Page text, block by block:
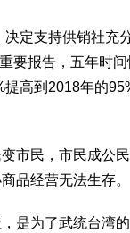
定支持供销社充
要报告，五年时
提高到2018年的
市民，市民成公
品经营无法生存。
是为了武统台湾